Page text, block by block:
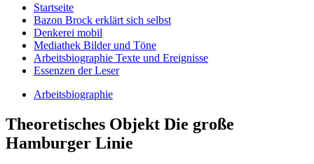
Startseite
Bazon Brock erklärt sich selbst
Denkerei mobil
Mediathek Bilder und Töne
Arbeitsbiographie Texte und Ereignisse
Essenzen der Leser
Arbeitsbiographie
Theoretisches Objekt Die große
Hamburger Linie